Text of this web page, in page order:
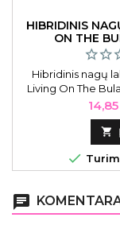
HIBRIDINIS
ON THE
Hibridinis nagų
Living On The
Kaina


chat